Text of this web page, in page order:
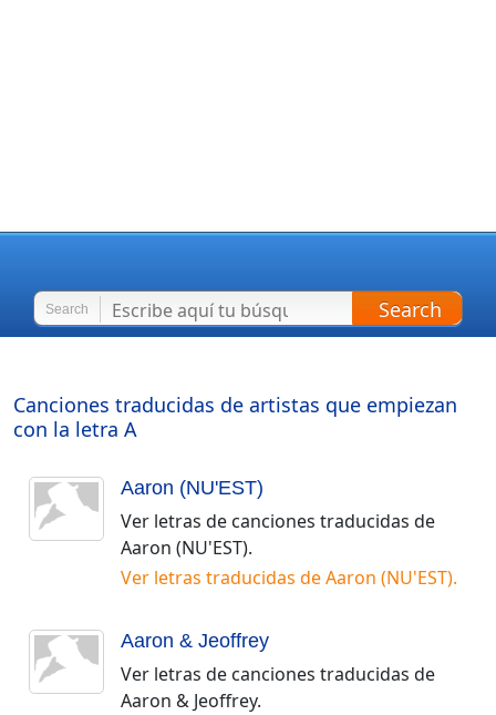
Search Search
Canciones traducidas de artistas que empiezan
con la letra A
Aaron (NU'EST)
Ver letras de canciones traducidas de
Aaron (NU'EST).
Ver letras traducidas deAaron (NU'EST).
Aaron & Jeoffrey
Ver letras de canciones traducidas de
Aaron & Jeoffrey.